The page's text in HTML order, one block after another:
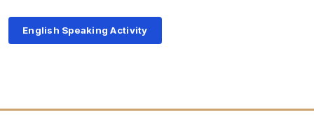
English Speaking Activity